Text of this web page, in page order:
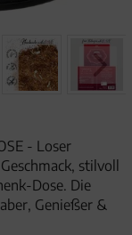
- Loser
stilvoll
Dose. Die
Genießer &